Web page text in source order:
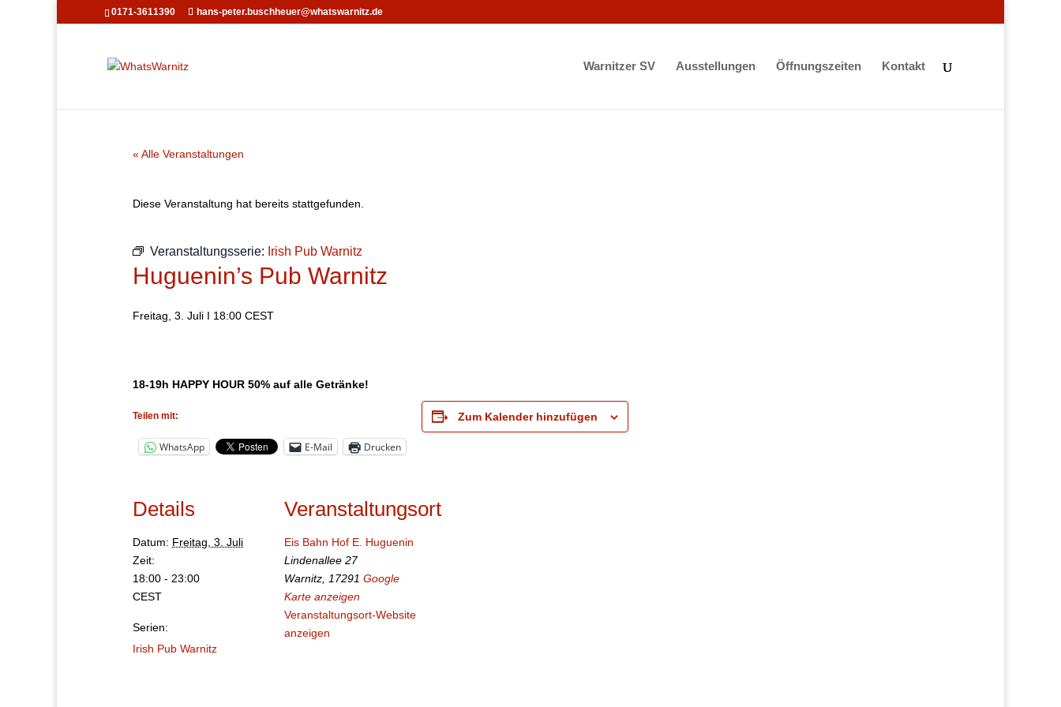
0171-3611390 hans-peter.buschheuer@whatswarnitz.de
Warnitzer SV Ausstellungen Öffnungszeiten Kontakt
« Alle Veranstaltungen
Diese Veranstaltung hat bereits stattgefunden.
Veranstaltungsserie: Irish Pub Warnitz
Huguenin’s Pub Warnitz
Freitag, 3. Juli I 18:00 CEST
18-19h HAPPY HOUR 50% auf alle Getränke!
Teilen mit:
WhatsApp E-Mail Drucken
Zum Kalender hinzufügen
Details
Datum: Freitag, 3. Juli
Zeit:
18:00 - 23:00
CEST
Serien:
Irish Pub Warnitz
Veranstaltungsort
Eis Bahn Hof E. Huguenin
Lindenallee 27
Warnitz
17291 Google
Karte anzeigen
Veranstaltungsort-Website
anzeigen